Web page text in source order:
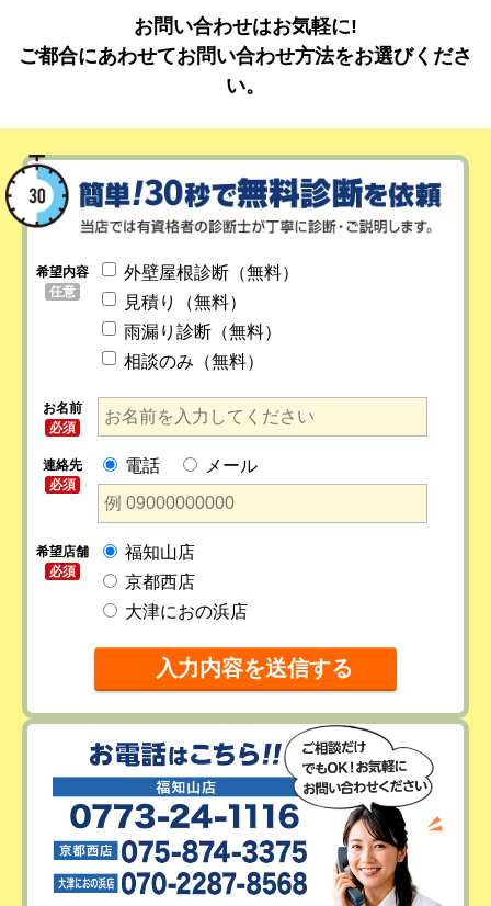
お問い合わせはお気軽に!
ご都合にあわせてお問い合わせ方法をお選びくださ
い。
希望内容
任意
外壁屋根診断（無料）
見積り（無料）
雨漏り診断（無料）
相談のみ（無料）
お名前
必須
連絡先
必須
電話 メール
希望店舗
必須
福知山店
京都西店
大津におの浜店